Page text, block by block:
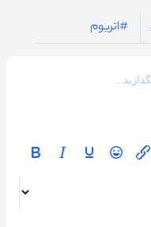
#اتریوم